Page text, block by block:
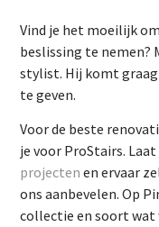
Vind je het moeilijk
beslissing te nemen?
stylist. Hij komt
te geven.
Voor de beste
je voor ProStairs.
projecten en ervaar
ons aanbevelen. Op
collectie en soort wat
beslissing te nemen?
stylist. Hij komt graag
te geven.
Voor de beste